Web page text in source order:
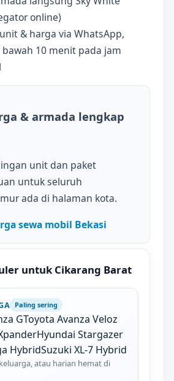
online)
& harga via WhatsApp,
10 menit pada jam
& armada lengkap
unit dan paket
untuk seluruh
ada di halaman kota.
sewa mobil Bekasi
untuk Cikarang Barat
Paling sering
GToyota Avanza Veloz
Hyundai Stargazer
HybridSuzuki XL-7 Hybrid
atau harian hemat di